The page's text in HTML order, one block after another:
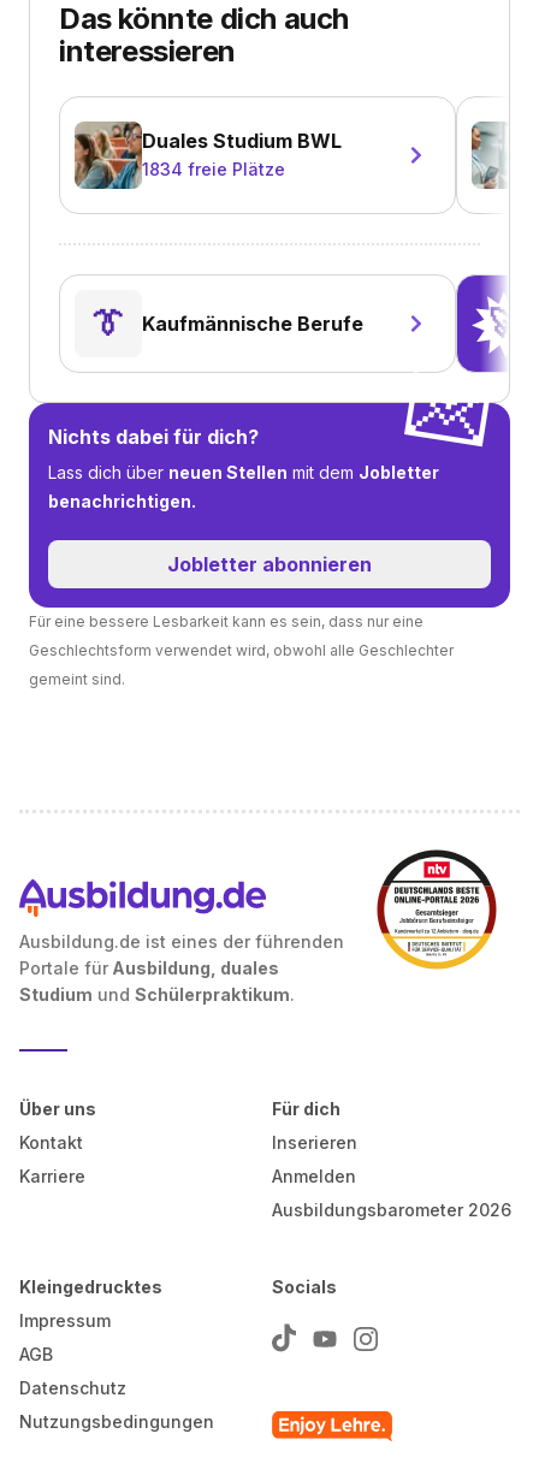
Das könnte dich auch
interessieren
Duales Studium BWL
1834 freie Plätze
👔 Kaufmännische Berufe 🚀
💌
Nichts dabei für dich?
Lass dich über neuen Stellen mit dem Jobletter
benachrichtigen.
Jobletter abonnieren
Für eine bessere Lesbarkeit kann es sein, dass nur eine
Geschlechtsform verwendet wird, obwohl alle Geschlechter
gemeint sind.
Ausbildung.de ist eines der führenden
Portale für Ausbildung, duales
Studium und Schülerpraktikum.
Über uns
Kontakt
Karriere
Für dich
Inserieren
Anmelden
Ausbildungsbarometer 2026
Kleingedrucktes
Impressum
AGB
Datenschutz
Nutzungsbedingungen
Socials